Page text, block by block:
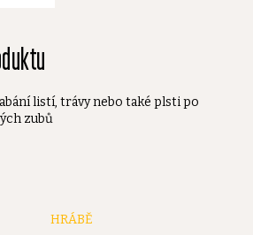
listí, trávy nebo také plsti po
zubů
HRÁBĚ